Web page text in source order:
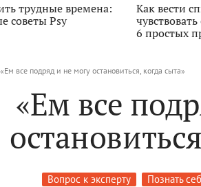
трудные времена:
советы Psy
Как вести
6 простых
«Ем все подряд и не могу остановиться, когда сыта»
«Ем все
Вопрос к эксперту Познать